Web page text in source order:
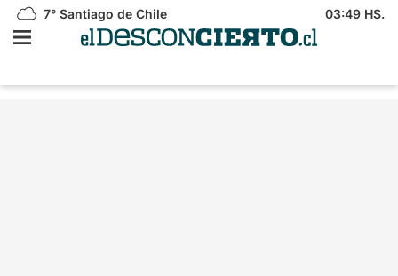
7° Santiago de Chile 03:49 HS.